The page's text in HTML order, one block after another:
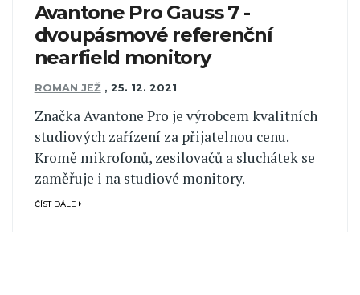
Avantone Pro Gauss 7 -
dvoupásmové referenční
nearfield monitory
ROMAN JEŽ , 25. 12. 2021
Značka Avantone Pro je výrobcem kvalitních
studiových zařízení za přijatelnou cenu.
Kromě mikrofonů, zesilovačů a sluchátek se
zaměřuje i na studiové monitory.
ČÍST DÁLE